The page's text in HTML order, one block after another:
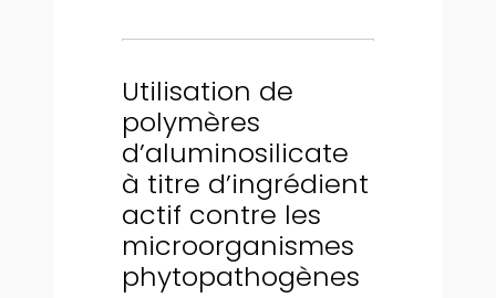
Utilisation de
polymères
d’aluminosilicate
à titre d’ingrédient
actif contre les
microorganismes
phytopathogènes